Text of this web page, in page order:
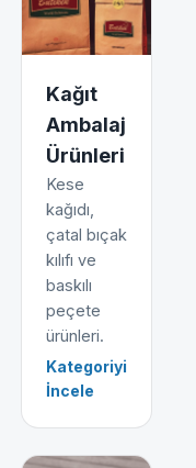
Kağıt
Ambalaj
Ürünleri
Kese
kağıdı,
çatal bıçak
kılıfı ve
baskılı
peçete
ürünleri.
Kategoriyi
İncele